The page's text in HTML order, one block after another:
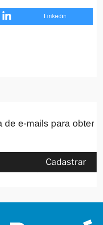
Linkedin
de e-mails para obter
Cadastrar